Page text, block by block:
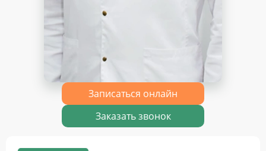
Записаться онлайн
Заказать звонок